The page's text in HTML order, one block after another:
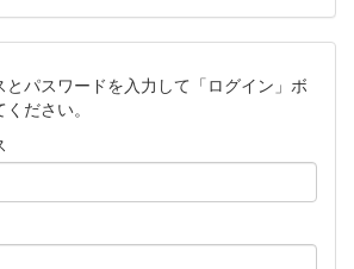
パスワードを入力して「ログイン」ボ
ださい。